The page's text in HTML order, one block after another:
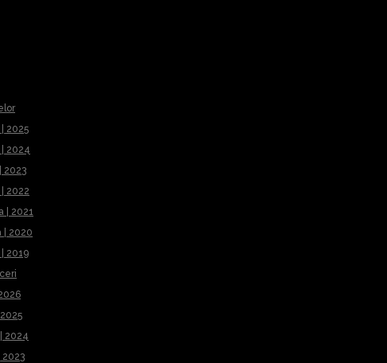
2025
| 2024
2023
2022
| 2021
| 2020
2019
2024
2023